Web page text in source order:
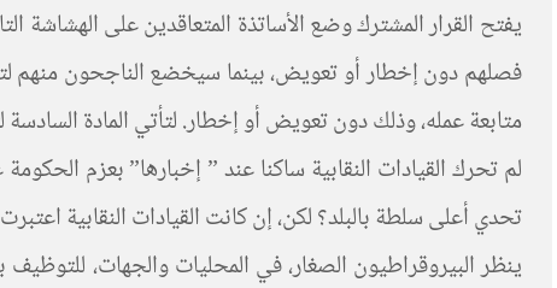
يفتح القرار المشترك وضع الأساتذة المتعاقدين على الهشاشة
فصلهم دون إخطار أو تعويض، بينما سيخضع الناجحون منهم
متابعة عمله، وذلك دون تعويض أو إخطار. لتأتي المادة السادسة
لم تحرك القيادات النقابية ساكنا عند ” إخبارها” بعزم
تحدي أعلى سلطة بالبلد؟ لكن، إن كانت القيادات النقابية
ينظر البيروقراطيون الصغار، في المحليات والجهات،